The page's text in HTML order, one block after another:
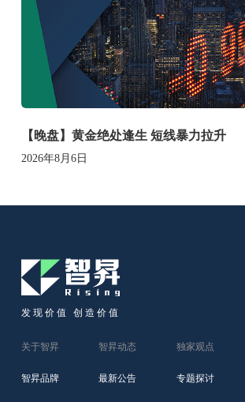
【晚盘】黄金绝处逢生 短线暴力拉升
2026年8月6日
发现价值 创造价值
关于智昇
智昇品牌
智昇动态
最新公告
独家观点
专题探讨